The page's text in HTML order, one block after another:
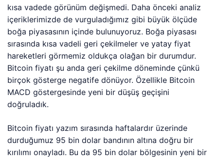
kısa vadede görünüm değişmedi. Daha önceki analiz
içeriklerimizde de vurguladığımız gibi büyük ölçüde
boğa piyasasının içinde bulunuyoruz. Boğa piyasası
sırasında kısa vadeli geri çekilmeler ve yatay fiyat
hareketleri görmemiz oldukça olağan bir durumdur.
Bitcoin fiyatı şu anda geri çekilme döneminde çünkü
birçok gösterge negatife dönüyor. Özellikle Bitcoin
MACD göstergesinde yeni bir düşüş geçişini
doğruladık.
Bitcoin fiyatı yazım sırasında haftalardır üzerinde
durduğumuz 95 bin dolar bandının altına doğru bir
kırılımı onayladı. Bu da 95 bin dolar bölgesinin yeni bir